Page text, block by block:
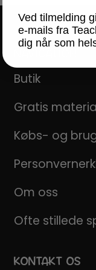
NAVIGATION
Butik
Gratis
Købs- og
Om oss
Ofte stillede
KONTAKT OS
Ved tilmelding
e-mails fra
dig når som